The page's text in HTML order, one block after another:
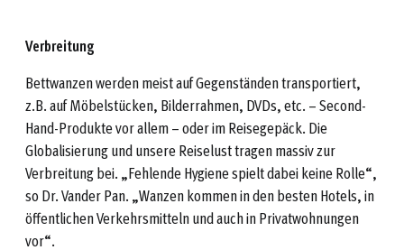
Verbreitung
Bettwanzen werden meist auf Gegenständen transportiert,
z.B. auf Möbelstücken, Bilderrahmen, DVDs, etc. – Second-
Hand-Produkte vor allem – oder im Reisegepäck. Die
Globalisierung und unsere Reiselust tragen massiv zur
Verbreitung bei. „Fehlende Hygiene spielt dabei keine Rolle“,
so Dr. Vander Pan. „Wanzen kommen in den besten Hotels, in
öffentlichen Verkehrsmitteln und auch in Privatwohnungen
vor“.